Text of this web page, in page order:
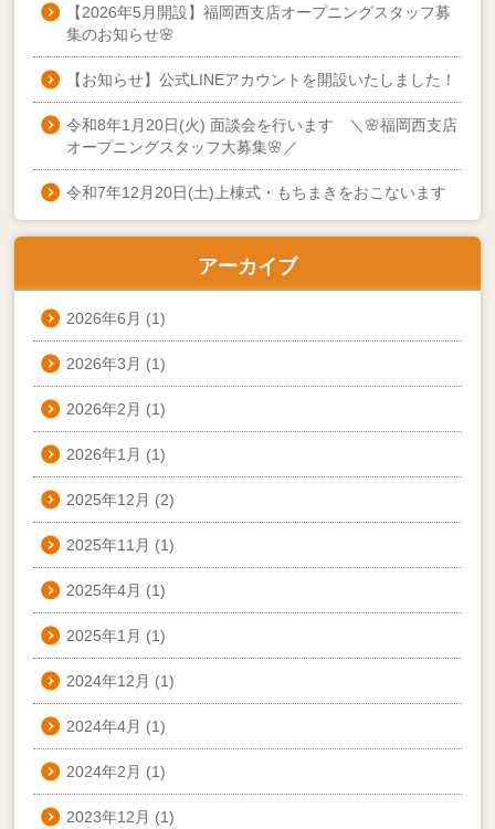
【2026年5月開設】福岡西支店オープニングスタッフ募
集のお知らせ🌸
【お知らせ】公式LINEアカウントを開設いたしました！
令和8年1月20日(火) 面談会を行います ＼🌸福岡西支店
オープニングスタッフ大募集🌸／
令和7年12月20日(土)上棟式・もちまきをおこないます
アーカイブ
2026年6月 (1)
2026年3月 (1)
2026年2月 (1)
2026年1月 (1)
2025年12月 (2)
2025年11月 (1)
2025年4月 (1)
2025年1月 (1)
2024年12月 (1)
2024年4月 (1)
2024年2月 (1)
2023年12月 (1)